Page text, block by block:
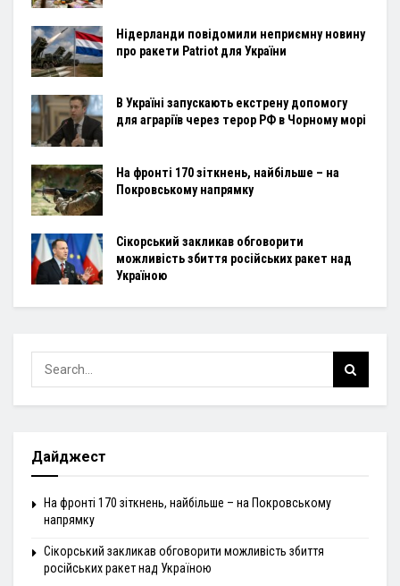
Нідерланди повідомили неприємну новину
про ракети Patriot для України
В Україні запускають екстрену допомогу
для аграріїв через терор РФ в Чорному морі
На фронті 170 зіткнень, найбільше – на
Покровському напрямку
Сікорський закликав обговорити
можливість збиття російських ракет над
Україною
Дайджест
На фронті 170 зіткнень, найбільше – на Покровському
напрямку
Сікорський закликав обговорити можливість збиття
російських ракет над Україною